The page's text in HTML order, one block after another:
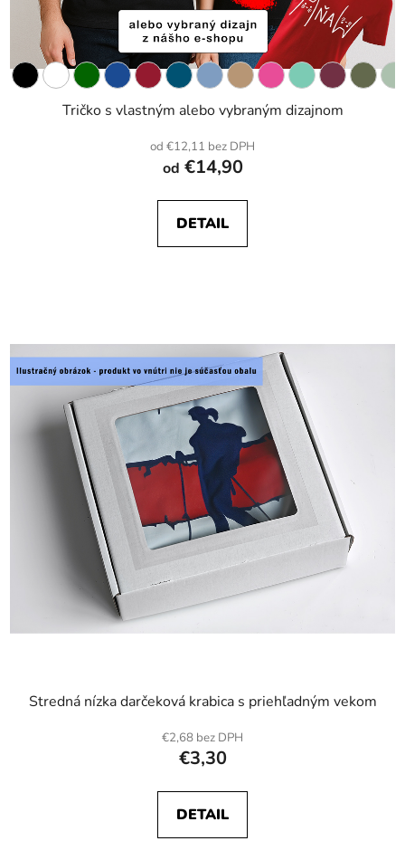
Tričko s vlastným alebo vybraným dizajnom
od €12,11 bez DPH
od €14,90
DETAIL
Stredná nízka darčeková krabica s priehľadným vekom
€2,68 bez DPH
€3,30
DETAIL